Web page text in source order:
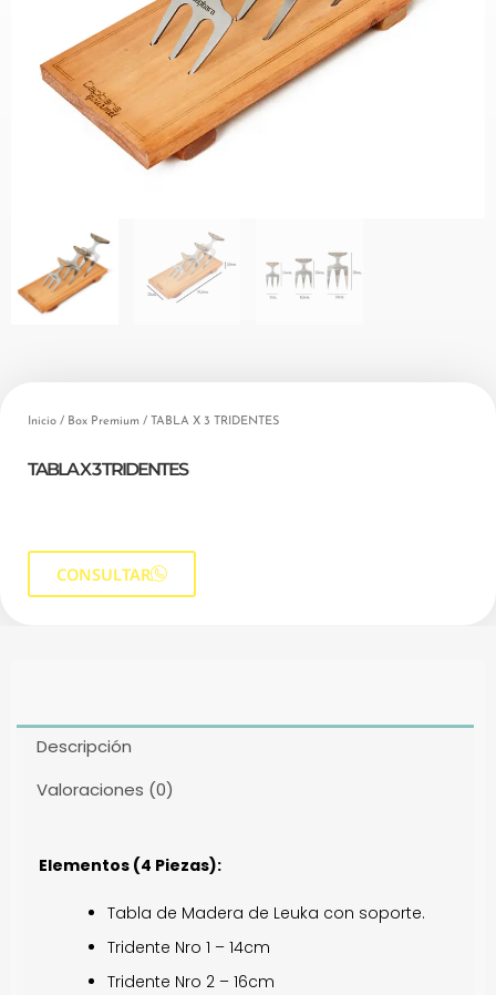
Inicio / Box Premium / TABLA X 3 TRIDENTES
TABLA X 3 TRIDENTES
CONSULTAR
Descripción
Valoraciones (0)
Elementos (4 Piezas):
Tabla de Madera de Leuka con soporte.
Tridente Nro 1 – 14cm
Tridente Nro 2 – 16cm